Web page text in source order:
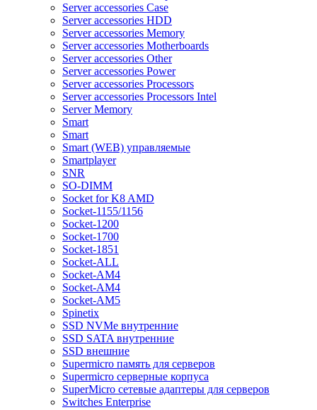
Server accessories Case
Server accessories HDD
Server accessories Memory
Server accessories Motherboards
Server accessories Other
Server accessories Power
Server accessories Processors
Server accessories Processors Intel
Server Memory
Smart
Smart
Smart (WEB) управляемые
Smartplayer
SNR
SO-DIMM
Socket for K8 AMD
Socket-1155/1156
Socket-1200
Socket-1700
Socket-1851
Socket-ALL
Socket-AM4
Socket-AM4
Socket-AM5
Spinetix
SSD NVMe внутренние
SSD SATA внутренние
SSD внешние
Supermicro память для серверов
Supermicro серверные корпуса
SuperMicro сетевые адаптеры для серверов
Switches Enterprise